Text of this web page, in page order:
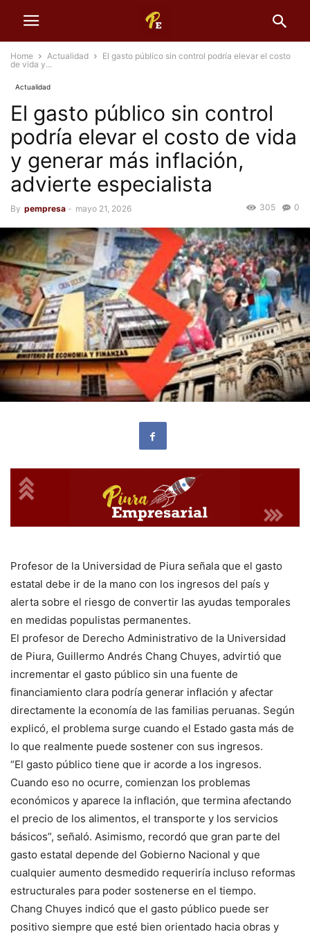
Home Actualidad
El gasto público sin control podría elevar el costo
de vida y...
Actualidad
El gasto público sin control
podría elevar el costo de vida
y generar más inflación,
advierte especialista
By pempresa - mayo 21, 2026 0
305
Profesor de la Universidad de Piura señala que el gasto
estatal debe ir de la mano con los ingresos del país y
alerta sobre el riesgo de convertir las ayudas temporales
en medidas populistas permanentes.
El profesor de Derecho Administrativo de la Universidad
de Piura, Guillermo Andrés Chang Chuyes, advirtió que
incrementar el gasto público sin una fuente de
financiamiento clara podría generar inflación y afectar
directamente la economía de las familias peruanas. Según
explicó, el problema surge cuando el Estado gasta más de
lo que realmente puede sostener con sus ingresos.
“El gasto público tiene que ir acorde a los ingresos.
Cuando eso no ocurre, comienzan los problemas
económicos y aparece la inflación, que termina afectando
el precio de los alimentos, el transporte y los servicios
básicos”, señaló. Asimismo, recordó que gran parte del
gasto estatal depende del Gobierno Nacional y que
cualquier aumento desmedido requeriría incluso reformas
estructurales para poder sostenerse en el tiempo.
Chang Chuyes indicó que el gasto público puede ser
positivo siempre que esté bien orientado hacia obras y